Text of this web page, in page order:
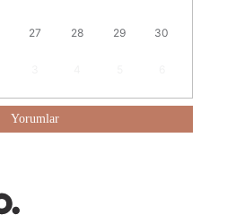
27 28 29 30
Yorumlar